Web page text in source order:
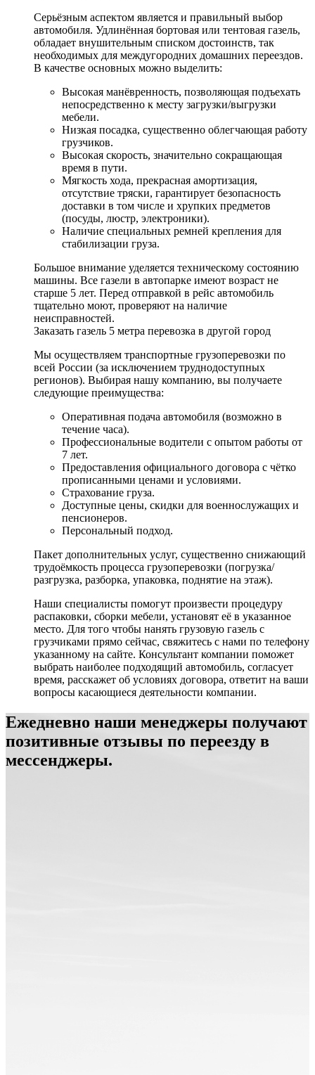
Серьёзным аспектом является и правильный выбор
автомобиля. Удлинённая бортовая или тентовая газель,
обладает внушительным списком достоинств, так
необходимых для междугородних домашних переездов.
В качестве основных можно выделить:
Высокая манёвренность, позволяющая подъехать
непосредственно к месту загрузки/выгрузки
мебели.
Низкая посадка, существенно облегчающая работу
грузчиков.
Высокая скорость, значительно сокращающая
время в пути.
Мягкость хода, прекрасная амортизация,
отсутствие тряски, гарантирует безопасность
доставки в том числе и хрупких предметов
(посуды, люстр, электроники).
Наличие специальных ремней крепления для
стабилизации груза.
Большое внимание уделяется техническому состоянию
машины. Все газели в автопарке имеют возраст не
старше 5 лет. Перед отправкой в рейс автомобиль
тщательно моют, проверяют на наличие
неисправностей.
Заказать газель 5 метра перевозка в другой город
Мы осуществляем транспортные грузоперевозки по
всей России (за исключением труднодоступных
регионов). Выбирая нашу компанию, вы получаете
следующие преимущества:
Оперативная подача автомобиля (возможно в
течение часа).
Профессиональные водители с опытом работы от
7 лет.
Предоставления официального договора с чётко
прописанными ценами и условиями.
Страхование груза.
Доступные цены, скидки для военнослужащих и
пенсионеров.
Персональный подход.
Пакет дополнительных услуг, существенно снижающий
трудоёмкость процесса грузоперевозки (погрузка/
разгрузка, разборка, упаковка, поднятие на этаж).
Наши специалисты помогут произвести процедуру
распаковки, сборки мебели, установят её в указанное
место. Для того чтобы нанять грузовую газель с
грузчиками прямо сейчас, свяжитесь с нами по телефону
указанному на сайте. Консультант компании поможет
выбрать наиболее подходящий автомобиль, согласует
время, расскажет об условиях договора, ответит на ваши
вопросы касающиеся деятельности компании.
Ежедневно наши менеджеры получают
позитивные отзывы по переезду в
мессенджеры.